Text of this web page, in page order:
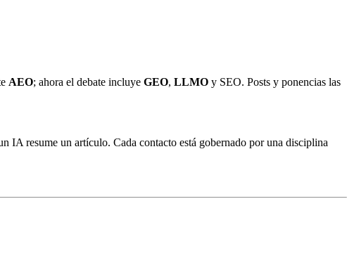
AEO; ahora el debate incluye GEO, LLMO y SEO. Posts y ponencias las
IA resume un artículo. Cada contacto está gobernado por una disciplina